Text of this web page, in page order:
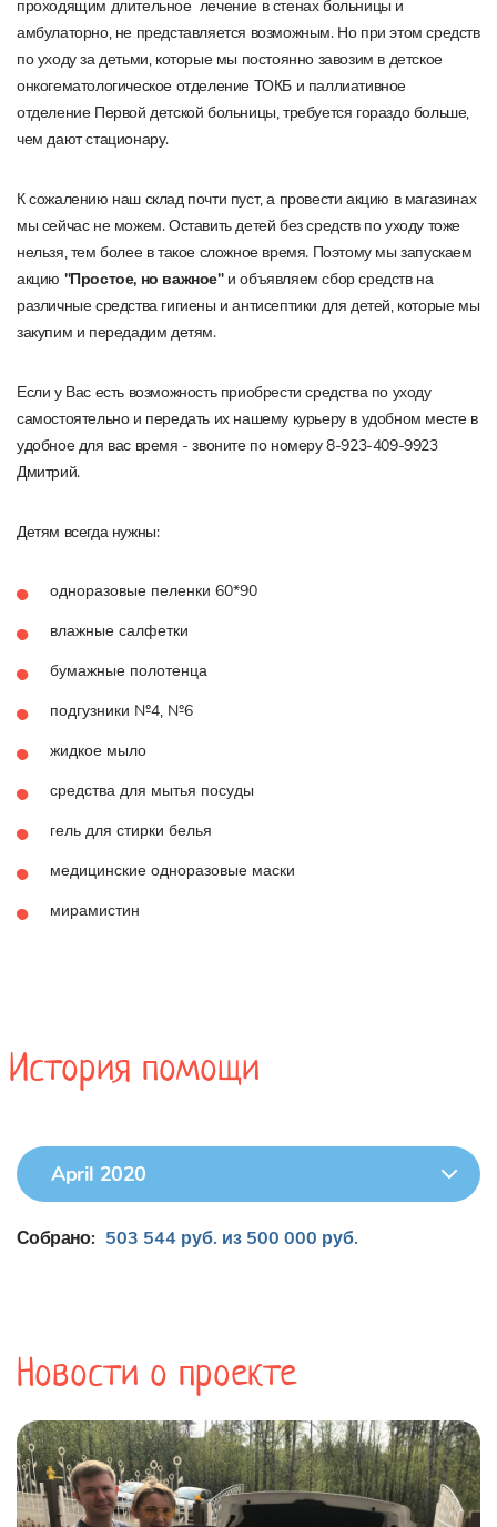
проходящим длительное лечение в стенах больницы и
амбулаторно, не представляется возможным. Но при этом средств
по уходу за детьми, которые мы постоянно завозим в детское
онкогематологическое отделение ТОКБ и паллиативное
отделение Первой детской больницы, требуется гораздо больше,
чем дают стационару.
К сожалению наш склад почти пуст, а провести акцию в магазинах
мы сейчас не можем. Оставить детей без средств по уходу тоже
нельзя, тем более в такое сложное время. Поэтому мы запускаем
акцию "Простое, но важное" и объявляем сбор средств на
различные средства гигиены и антисептики для детей, которые мы
закупим и передадим детям.
Если у Вас есть возможность приобрести средства по уходу
самостоятельно и передать их нашему курьеру в удобном месте в
удобное для вас время - звоните по номеру 8-923-409-9923
Дмитрий.
Детям всегда нужны:
одноразовые пеленки 60*90
влажные салфетки
бумажные полотенца
подгузники №4, №6
жидкое мыло
средства для мытья посуды
гель для стирки белья
медицинские одноразовые маски
мирамистин
История помощи
April 2020
Собрано: 503 544 руб. из 500 000 руб.
Новости о проекте